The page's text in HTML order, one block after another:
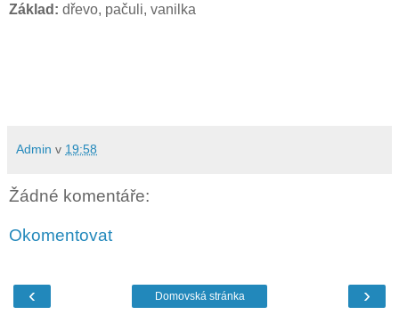
Základ: dřevo, pačuli, vanilka
Admin v 19:58
Žádné komentáře:
Okomentovat
‹ ›
Domovská stránka